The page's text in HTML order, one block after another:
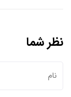
نظر شما